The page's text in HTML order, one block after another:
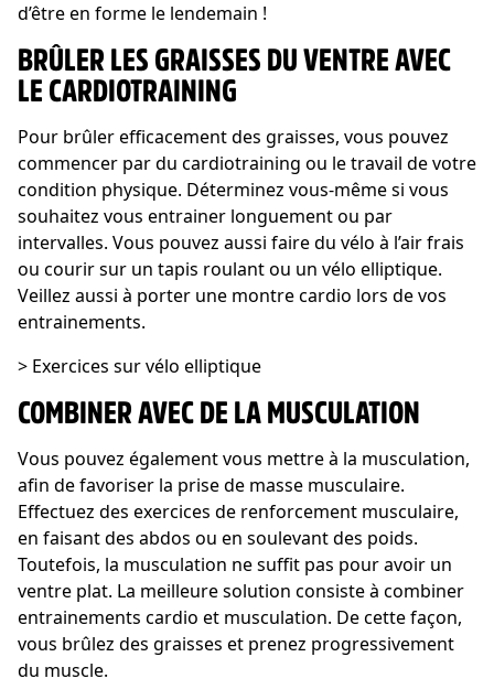
d’être en forme le lendemain !
BRÛLER LES GRAISSES DU VENTRE AVEC
LE CARDIOTRAINING
Pour brûler efficacement des graisses, vous pouvez
commencer par du cardiotraining ou le travail de votre
condition physique. Déterminez vous-même si vous
souhaitez vous entrainer longuement ou par
intervalles. Vous pouvez aussi faire du vélo à l’air frais
ou courir sur un tapis roulant ou un vélo elliptique.
Veillez aussi à porter une montre cardio lors de vos
entrainements.
> Exercices sur vélo elliptique
COMBINER AVEC DE LA MUSCULATION
Vous pouvez également vous mettre à la musculation,
afin de favoriser la prise de masse musculaire.
Effectuez des exercices de renforcement musculaire,
en faisant des abdos ou en soulevant des poids.
Toutefois, la musculation ne suffit pas pour avoir un
ventre plat. La meilleure solution consiste à combiner
entrainements cardio et musculation. De cette façon,
vous brûlez des graisses et prenez progressivement
du muscle.